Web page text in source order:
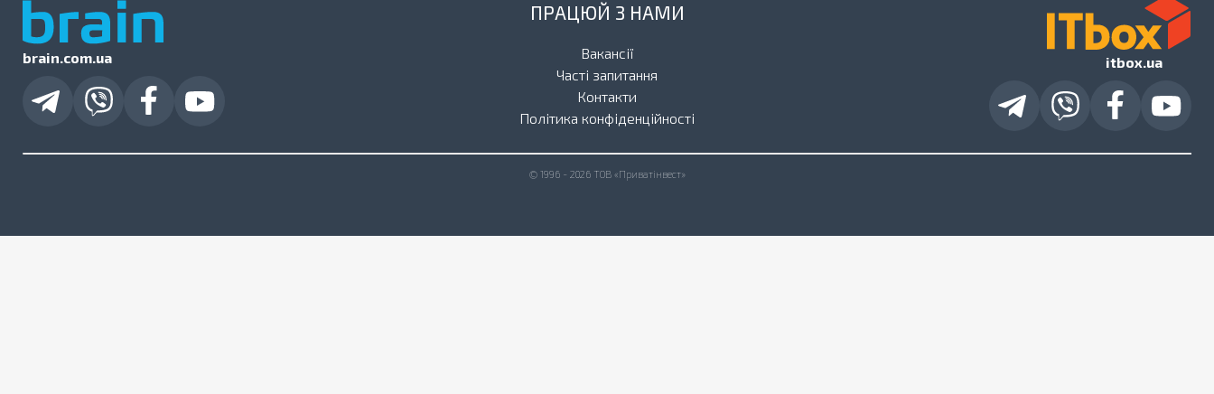
brain.com.ua
ПРАЦЮЙ З НАМИ
Вакансії
Часті запитання
Контакти
Політика конфіденційності
itbox.ua
© 1996 - 2026 ТОВ «Приватінвест»